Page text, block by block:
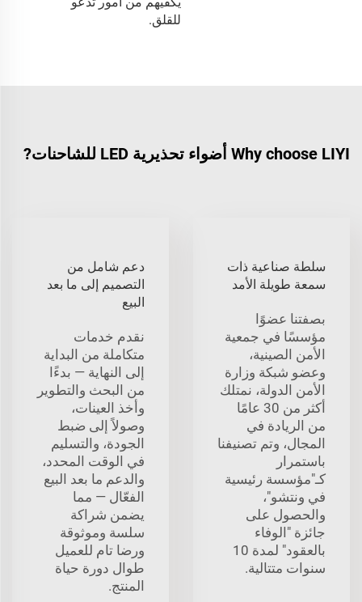
للقلق.
Why choose LIYI أضواء تحذيرية LED للشاحنات?
سلطة صناعية ذات
سمعة طويلة الأمد
بصفتنا عضوًا
مؤسسًا في جمعية
الأمن الصينية،
وعضو شبكة وزارة
الأمن الدولة، نمتلك
أكثر من 30 عامًا
من الريادة في
المجال، وتم تصنيفنا
باستمرار
كـ"مؤسسة رئيسية
في ونتشو"،
والحصول على
جائزة "الوفاء
بالعقود" لمدة 10
سنوات متتالية.
دعم شامل من
التصميم إلى ما بعد
البيع
نقدم خدمات
متكاملة من البداية
إلى النهاية — بدءًا
من البحث والتطوير
وأخذ العينات،
وصولاً إلى ضبط
الجودة، والتسليم
في الوقت المحدد،
والدعم ما بعد البيع
الفعّال — مما
يضمن شراكة
سلسة وموثوقة
ورضا تام للعميل
طوال دورة حياة
المنتج.